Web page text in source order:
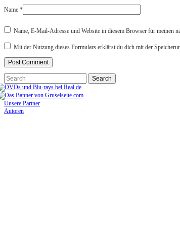
Name *
Name, E-Mail-Adresse und Website in diesem Browser für meinen
Mit der Nutzung dieses Formulars erklärst du dich mit der
Unsere Partner
Autoren